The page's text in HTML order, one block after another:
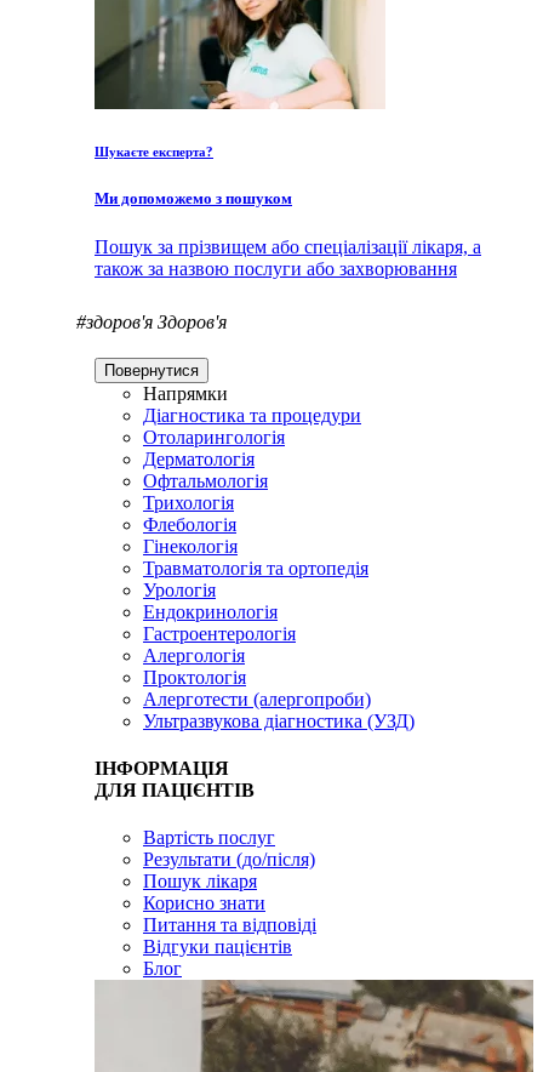
Шукаєте експерта?
Ми допоможемо з пошуком
Пошук за прізвищем або спеціалізації лікаря, а
також за назвою послуги або захворювання
#здоров'я Здоров'я
Повернутися
Напрямки
Діагностика та процедури
Отоларингологія
Дерматологія
Офтальмологія
Трихологія
Флебологія
Гінекологія
Травматологія та ортопедія
Урологія
Ендокринологія
Гастроентерологія
Алергологія
Проктологія
Алерготести (алергопроби)
Ультразвукова діагностика (УЗД)
ІНФОРМАЦІЯ
ДЛЯ ПАЦІЄНТІВ
Вартість послуг
Результати (до/після)
Пошук лікаря
Корисно знати
Питання та відповіді
Відгуки пацієнтів
Блог